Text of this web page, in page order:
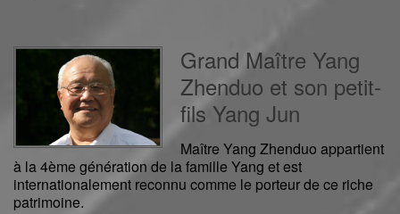
Grand Maître Yang
Zhenduo et son petit-
fils Yang Jun
Maître Yang Zhenduo appartient
à la 4ème génération de la famille Yang et est
internationalement reconnu comme le porteur de ce riche
patrimoine.